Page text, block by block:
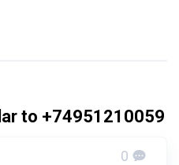
to +74951210059
0